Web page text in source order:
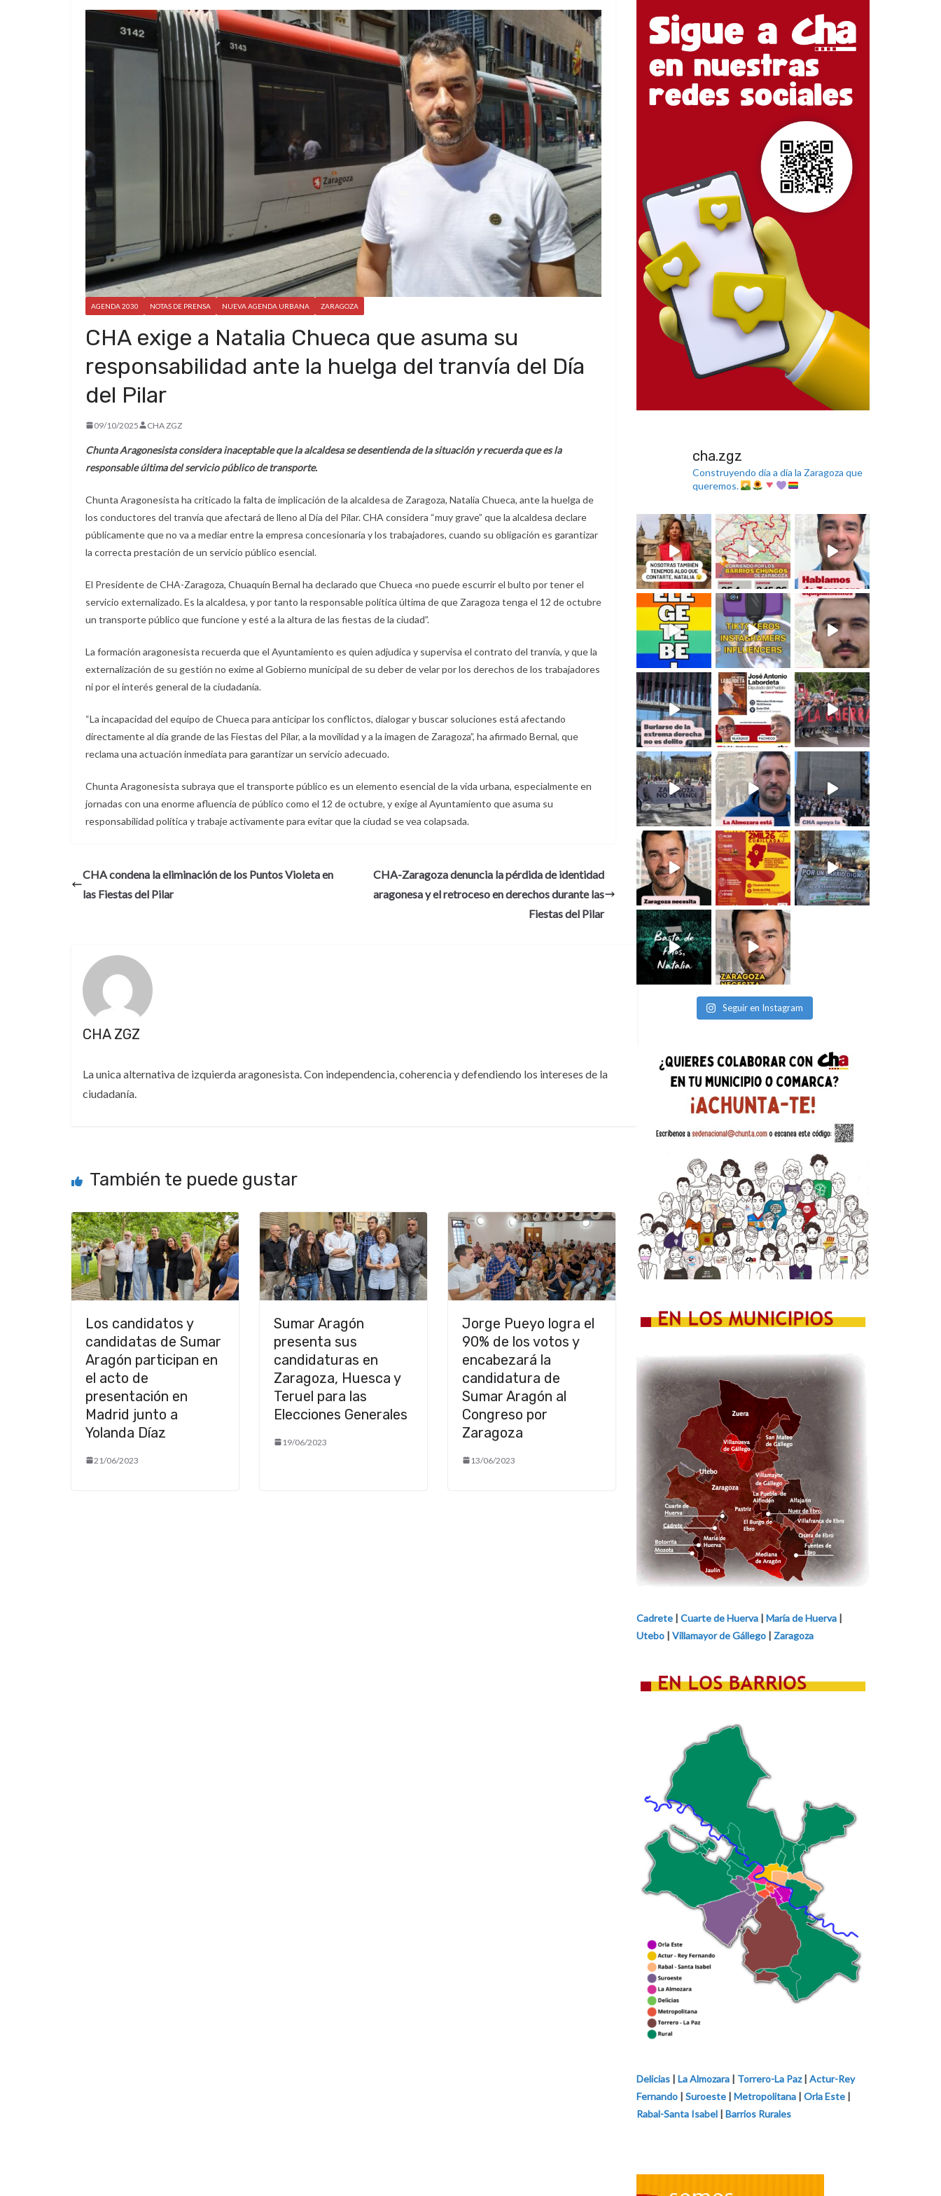
AGENDA 2030 NOTAS DE PRENSA NUEVA AGENDA URBANA ZARAGOZA
CHA exige a Natalia Chueca que asuma su
responsabilidad ante la huelga del tranvía del Día
del Pilar
09/10/2025 CHA ZGZ
Chunta Aragonesista considera inaceptable que la alcaldesa se desentienda de la situación y recuerda que es la
responsable última del servicio público de transporte.
Chunta Aragonesista ha criticado la falta de implicación de la alcaldesa de Zaragoza, Natalia Chueca, ante la huelga de
los conductores del tranvía que afectará de lleno al Día del Pilar. CHA considera “muy grave” que la alcaldesa declare
públicamente que no va a mediar entre la empresa concesionaria y los trabajadores, cuando su obligación es garantizar
la correcta prestación de un servicio público esencial.
El Presidente de CHA-Zaragoza, Chuaquín Bernal ha declarado que Chueca «no puede escurrir el bulto por tener el
servicio externalizado. Es la alcaldesa, y por tanto la responsable política última de que Zaragoza tenga el 12 de octubre
un transporte público que funcione y esté a la altura de las fiestas de la ciudad”.
La formación aragonesista recuerda que el Ayuntamiento es quien adjudica y supervisa el contrato del tranvía, y que la
externalización de su gestión no exime al Gobierno municipal de su deber de velar por los derechos de los trabajadores
ni por el interés general de la ciudadanía.
“La incapacidad del equipo de Chueca para anticipar los conflictos, dialogar y buscar soluciones está afectando
directamente al día grande de las Fiestas del Pilar, a la movilidad y a la imagen de Zaragoza”, ha afirmado Bernal, que
reclama una actuación inmediata para garantizar un servicio adecuado.
Chunta Aragonesista subraya que el transporte público es un elemento esencial de la vida urbana, especialmente en
jornadas con una enorme afluencia de público como el 12 de octubre, y exige al Ayuntamiento que asuma su
responsabilidad política y trabaje activamente para evitar que la ciudad se vea colapsada.
CHA condena la eliminación de los Puntos Violeta en
las Fiestas del Pilar
CHA-Zaragoza denuncia la pérdida de identidad
aragonesa y el retroceso en derechos durante las
Fiestas del Pilar
CHA ZGZ
La unica alternativa de izquierda aragonesista. Con independencia, coherencia y defendiendo los intereses de la
ciudadanía.
También te puede gustar
Los candidatos y
candidatas de Sumar
Aragón participan en
el acto de
presentación en
Madrid junto a
Yolanda Díaz
21/06/2023
Sumar Aragón
presenta sus
candidaturas en
Zaragoza, Huesca y
Teruel para las
Elecciones Generales
19/06/2023
Jorge Pueyo logra el
90% de los votos y
encabezará la
candidatura de
Sumar Aragón al
Congreso por
Zaragoza
13/06/2023
cha.zgz
Construyendo día a día la Zaragoza que
queremos.
Seguir en Instagram
Cadrete | Cuarte de Huerva | María de Huerva |
Utebo | Villamayor de Gállego | Zaragoza
Delicias | La Almozara | Torrero-La Paz| Actur-Rey
Fernando | Suroeste | Metropolitana | Orla Este |
Rabal-Santa Isabel | Barrios Rurales